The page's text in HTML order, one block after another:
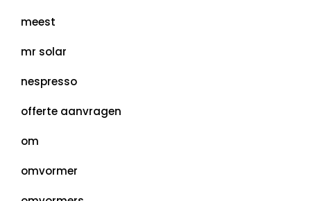
meest
mr solar
nespresso
offerte aanvragen
om
omvormer